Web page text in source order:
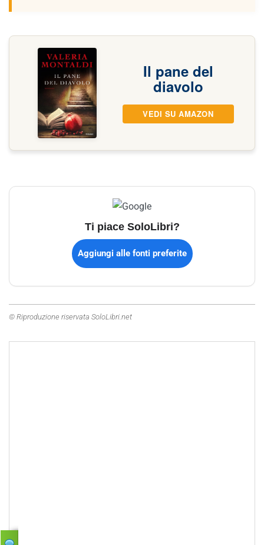
Il pane del
diavolo
VEDI SU AMAZON
Ti piace SoloLibri?
Aggiungi alle fonti preferite
© Riproduzione riservata SoloLibri.net